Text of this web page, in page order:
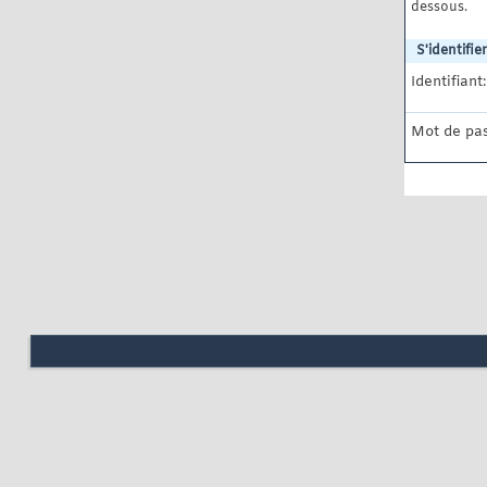
dessous.
S'identifier
Identifiant:
Mot de